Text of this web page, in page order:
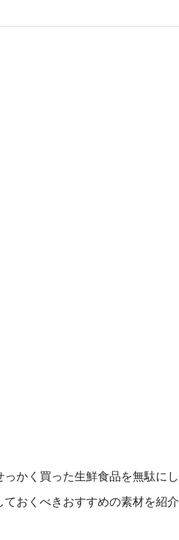
かく買った生鮮食品を無駄にし
おくべきおすすめの素材を紹介